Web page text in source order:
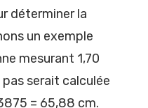
déterminer la
un exemple
mesurant 1,70
serait calculée
= 65,88 cm.